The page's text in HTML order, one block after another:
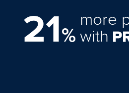
21%
more
with